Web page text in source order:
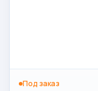
Под заказ